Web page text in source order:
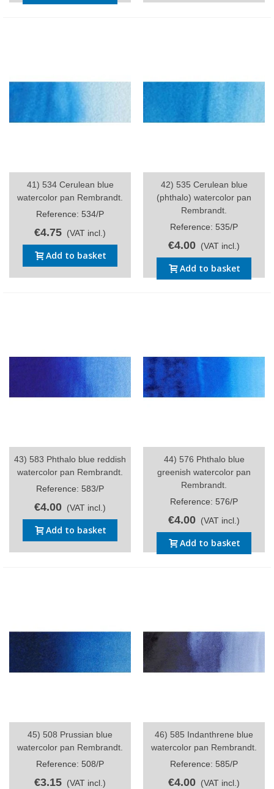
41) 534 Cerulean blue
watercolor pan Rembrandt.
Reference: 534/P
€4.75 (VAT incl.)
Add to basket
42) 535 Cerulean blue
(phthalo) watercolor pan
Rembrandt.
Reference: 535/P
€4.00 (VAT incl.)
Add to basket
43) 583 Phthalo blue reddish
watercolor pan Rembrandt.
Reference: 583/P
€4.00 (VAT incl.)
Add to basket
44) 576 Phthalo blue
greenish watercolor pan
Rembrandt.
Reference: 576/P
€4.00 (VAT incl.)
Add to basket
45) 508 Prussian blue
watercolor pan Rembrandt.
Reference: 508/P
€3.15 (VAT incl.)
46) 585 Indanthrene blue
watercolor pan Rembrandt.
Reference: 585/P
€4.00 (VAT incl.)